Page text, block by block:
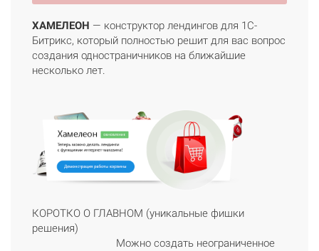
ХАМЕЛЕОН — конструктор лендингов для 1С-
Битрикс, который полностью решит для вас вопрос
создания одностраничников на ближайшие
несколько лет.
КОРОТКО О ГЛАВНОМ (уникальные фишки
решения)
Можно создать неограниченное